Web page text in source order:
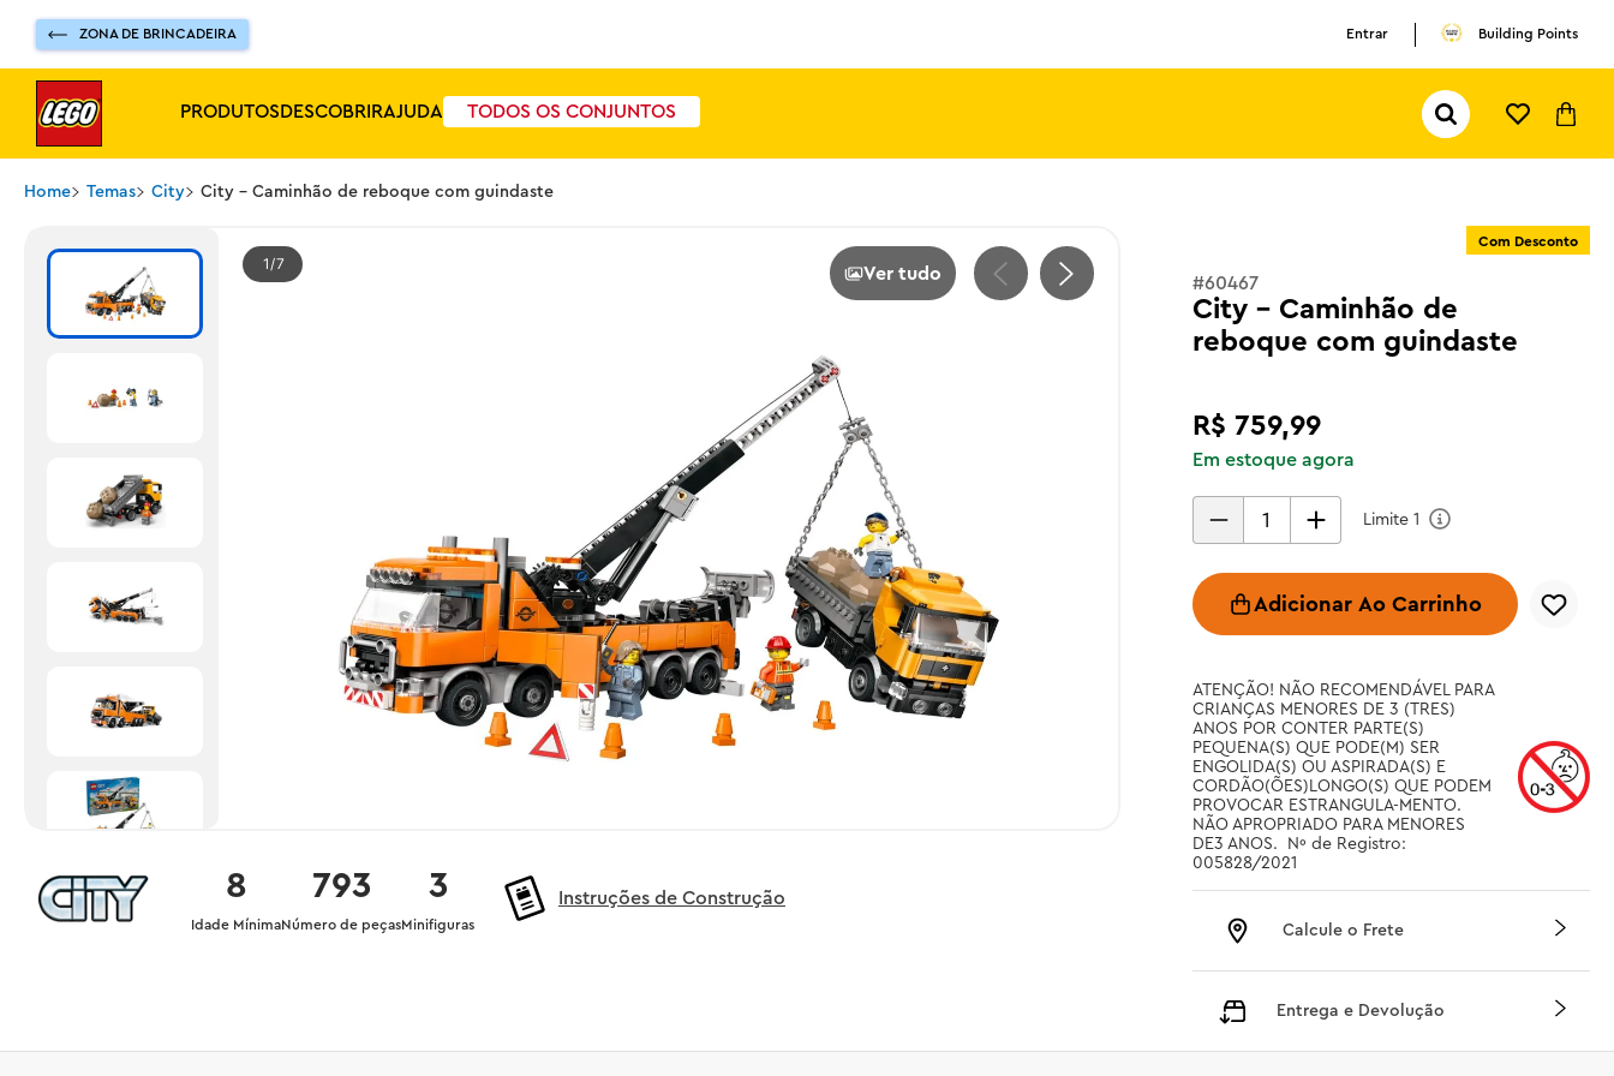
ZONA DE BRINCADEIRA Entrar Building Points
PRODUTOSDESCOBRIRAJUDA TODOS OS CONJUNTOS
Pesquisar...
Home Temas City City - Caminhão de reboque com guindaste
1 7 Ver tudo
793
Número de peças
8
Idade Mínima
3
Minifiguras
Instruções de Construção
Com Desconto
#60467
City - Caminhão de
reboque com guindaste
R$ 759,99
Em estoque agora
Limite 1
Adicionar Ao Carrinho
ATENÇÃO! NÃO RECOMENDÁVEL PARA
CRIANÇAS MENORES DE 3 (TRES)
ANOS POR CONTER PARTE(S)
PEQUENA(S) QUE PODE(M) SER
ENGOLIDA(S) OU ASPIRADA(S) E
CORDÃO(ÕES)LONGO(S) QUE PODEM
PROVOCAR ESTRANGULA-MENTO.
NÃO APROPRIADO PARA MENORES
DE3 ANOS.  Nº de Registro:
005828/2021
Calcule o Frete
Entrega e Devolução
copa mundo